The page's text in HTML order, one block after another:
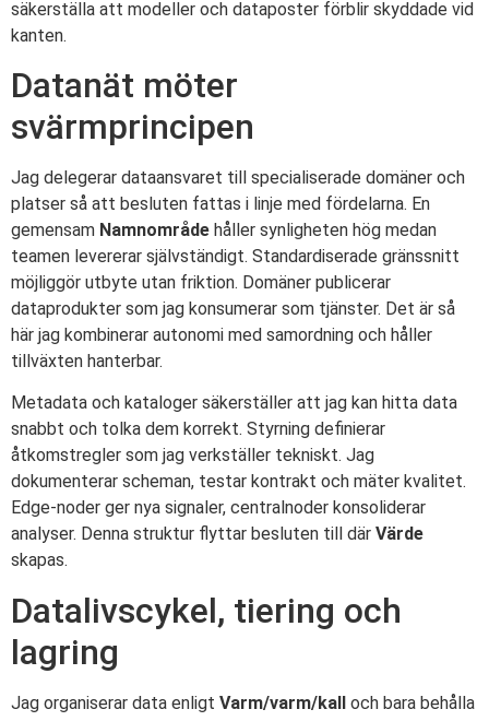
säkerställa att modeller och dataposter förblir skyddade vid
kanten.
Datanät möter
svärmprincipen
Jag delegerar dataansvaret till specialiserade domäner och
platser så att besluten fattas i linje med fördelarna. En
gemensam Namnområde håller synligheten hög medan
teamen levererar självständigt. Standardiserade gränssnitt
möjliggör utbyte utan friktion. Domäner publicerar
dataprodukter som jag konsumerar som tjänster. Det är så
här jag kombinerar autonomi med samordning och håller
tillväxten hanterbar.
Metadata och kataloger säkerställer att jag kan hitta data
snabbt och tolka dem korrekt. Styrning definierar
åtkomstregler som jag verkställer tekniskt. Jag
dokumenterar scheman, testar kontrakt och mäter kvalitet.
Edge-noder ger nya signaler, centralnoder konsoliderar
analyser. Denna struktur flyttar besluten till där Värde
skapas.
Datalivscykel, tiering och
lagring
Jag organiserar data enligt Varm/varm/kall och bara behålla